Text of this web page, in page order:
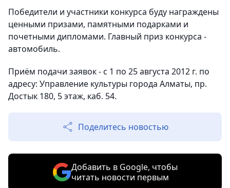
Победители и участники конкурса буду награждены
ценными призами, памятными подарками и
почетными дипломами. Главный приз конкурса -
автомобиль.
Приём подачи заявок - с 1 по 25 августа 2012 г. по
адресу: Управление культуры города Алматы, пр.
Достык 180, 5 этаж, каб. 54.
Поделитесь новостью
Добавить в Google, чтобы
читать новости первым